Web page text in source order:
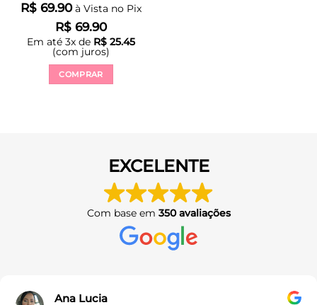
R$ 69.90 à Vista no Pix
R$ 69.90
Em até 3x de R$ 25.45
(com juros)
COMPRAR
podem
ser
escolhidas
EXCELENTE
Com base em 350 avaliações
Ana Lucia